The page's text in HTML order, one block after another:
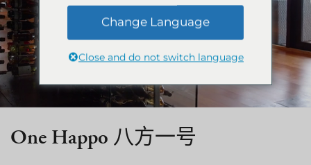
绿季
精选别墅
公寓
雪季体验
滑翔伞
岩岳秋千
越野滑雪
服务项目
礼宾服务
关于HHG
关于HHG
One Happo 八方一号
Change Language
Close and do not switch language